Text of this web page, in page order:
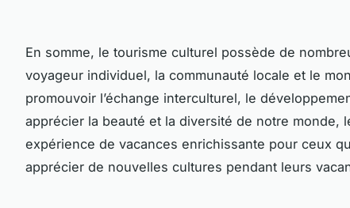
En somme, le tourisme culturel possède de
voyageur individuel, la communauté locale et le
promouvoir l’échange interculturel, le
apprécier la beauté et la diversité de notre monde,
expérience de vacances enrichissante pour ceux
apprécier de nouvelles cultures pendant leurs